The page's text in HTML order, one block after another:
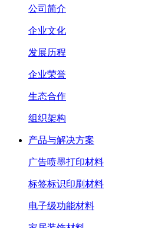
公司简介
企业文化
发展历程
企业荣誉
生态合作
组织架构
产品与解决方案
广告喷墨打印材料
标签标识印刷材料
电子级功能材料